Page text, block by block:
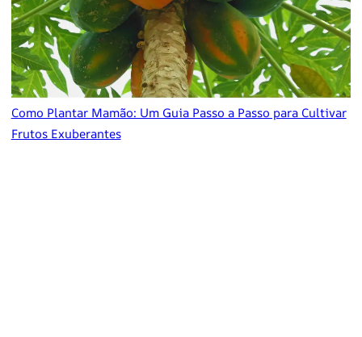
Como Plantar Mamão: Um Guia Passo a Passo para Cultivar
Frutos Exuberantes